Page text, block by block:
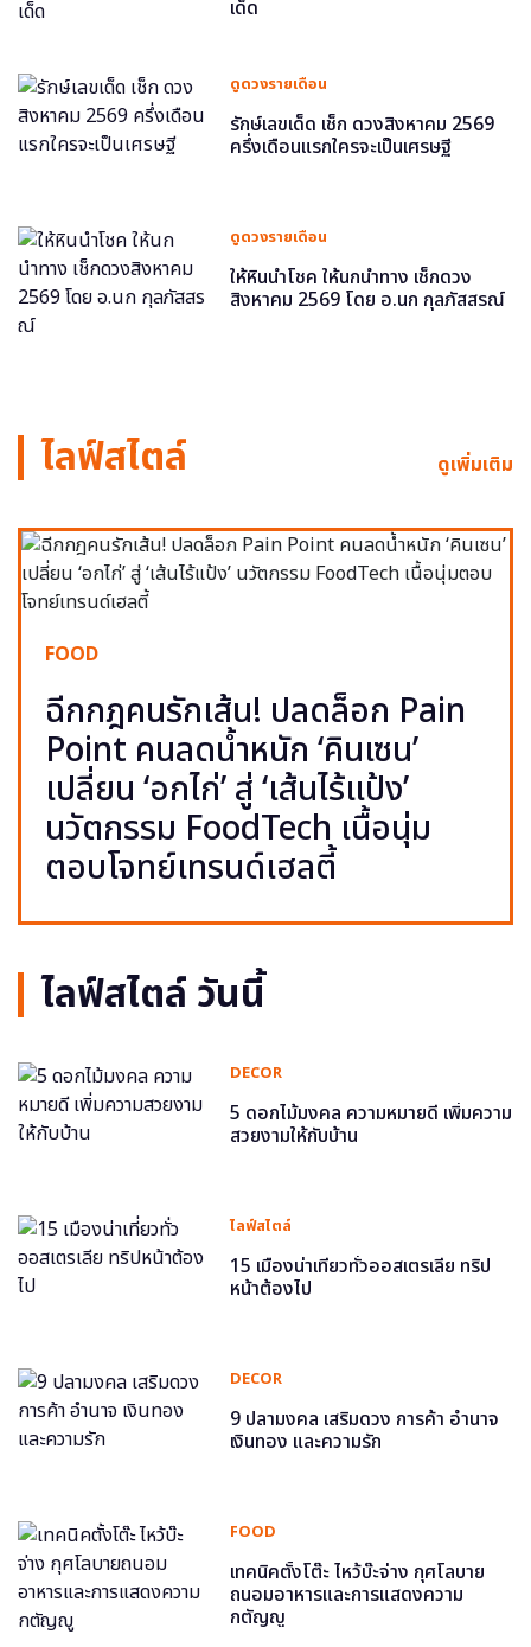
เด็ด
ดูดวงรายเดือน
รักษ์เลขเด็ด เช็ก ดวงสิงหาคม 2569
ครึ่งเดือนแรกใครจะเป็นเศรษฐี
ดูดวงรายเดือน
ให้หินนำโชค ให้นกนำทาง เช็กดวง
สิงหาคม 2569 โดย อ.นก กุลภัสสรณ์
ไลฟ์สไตล์ ดูเพิ่มเติม
FOOD
ฉีกกฎคนรักเส้น! ปลดล็อก Pain
Point คนลดน้ำหนัก ‘คินเซน’
เปลี่ยน ‘อกไก่’ สู่ ‘เส้นไร้แป้ง’
นวัตกรรม FoodTech เนื้อนุ่ม
ตอบโจทย์เทรนด์เฮลตี้
ไลฟ์สไตล์ วันนี้
DECOR
5 ดอกไม้มงคล ความหมายดี เพิ่มความ
สวยงามให้กับบ้าน
ไลฟ์สไตล์
15 เมืองน่าเที่ยวทั่วออสเตรเลีย ทริป
หน้าต้องไป
DECOR
9 ปลามงคล เสริมดวง การค้า อำนาจ
เงินทอง และความรัก
FOOD
เทคนิคตั้งโต๊ะ ไหว้บ๊ะจ่าง กุศโลบาย
ถนอมอาหารและการแสดงความ
กตัญญู